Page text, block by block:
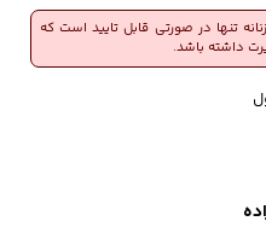
تنها در صورتی قابل تایید است که
داشته باشد.